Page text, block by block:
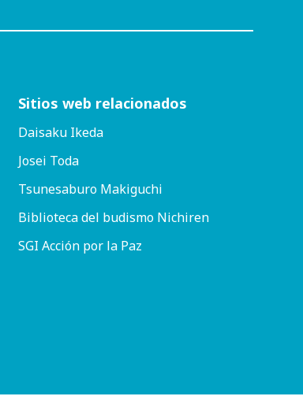
Sitios web relacionados
Daisaku Ikeda
Josei Toda
Tsunesaburo Makiguchi
Biblioteca del budismo Nichiren
SGI Acción por la Paz